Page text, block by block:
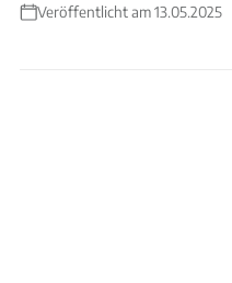
Veröffentlicht am 13.05.2025